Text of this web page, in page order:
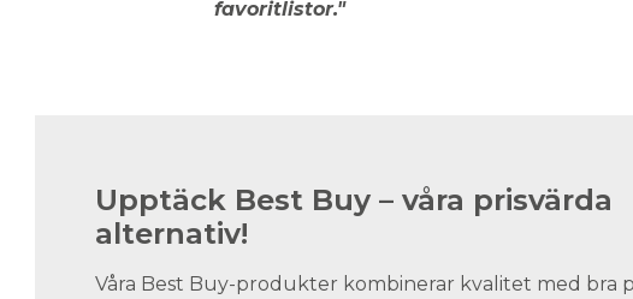
favoritlistor."
Upptäck Best Buy – våra prisvärda
alternativ!
Våra Best Buy-produkter kombinerar kvalitet med bra